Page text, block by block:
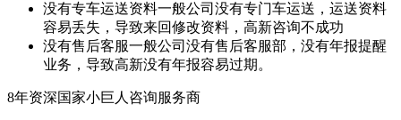
没有专车运送资料一般公司没有专门车运送，运送资料
容易丢失，导致来回修改资料，高新咨询不成功
没有售后客服一般公司没有售后客服部，没有年报提醒
业务，导致高新没有年报容易过期。
8年资深国家小巨人咨询服务商